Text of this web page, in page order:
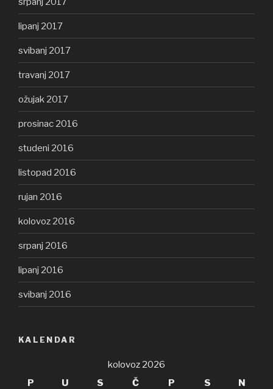
lipanj 2017
svibanj 2017
travanj 2017
ožujak 2017
prosinac 2016
studeni 2016
listopad 2016
rujan 2016
kolovoz 2016
srpanj 2016
lipanj 2016
svibanj 2016
KALENDAR
kolovoz 2026
P
U S Č P S N